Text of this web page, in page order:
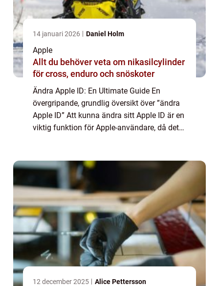
14 januari 2026 Daniel Holm
Apple
Allt du behöver veta om nikasilcylinder
för cross, enduro och snöskoter
Ändra Apple ID: En Ultimate Guide En
övergripande, grundlig översikt över ”ändra
Apple ID” Att kunna ändra sitt Apple ID är en
viktig funktion för Apple-användare, då det
12 december 2025 Alice Pettersson